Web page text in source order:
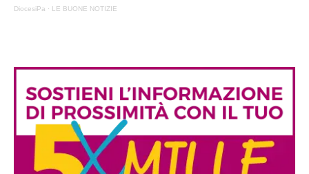
DiocesiPa · LE BUONE NOTIZIE